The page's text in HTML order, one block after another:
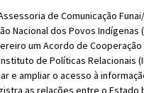
de Comunicação
Nacional dos Povos Indígenas
um Acordo de Cooperação
de Políticas Relacionais
e ampliar o acesso à
as relações entre o Estado